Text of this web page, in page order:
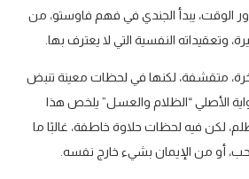
الوقت، يبدأ الجندي في فهم فاوستو، من
وتعقيداته النفسية التي لا يعترف بها.
متقشفة، لكنها في لحظات معينة تنبض
الأصلي “الظلام والعسل” يلخص هذا
لكن فيه لحظات حلاوة خاطفة، غالبًا ما
أو من الإيمان بشيء خارج نفسه.